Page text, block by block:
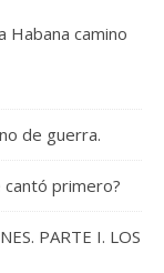
Habana camino
de guerra.
cantó primero?
PARTE I. LOS